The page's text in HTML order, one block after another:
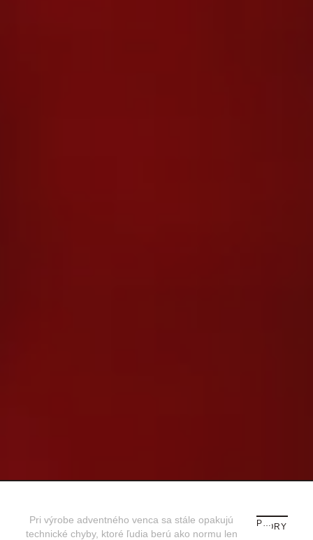
Pri výrobe adventného venca sa stále opakujú
technické chyby, ktoré ľudia berú ako normu len
PREVIOUS STORY
NEXT STORY